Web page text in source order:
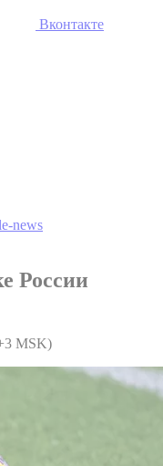
Вконтакте
news
России
MSK)